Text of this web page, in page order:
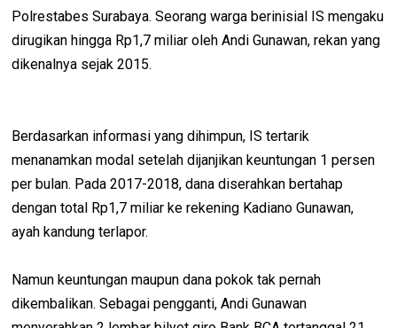
Polrestabes Surabaya. Seorang warga berinisial IS mengaku
dirugikan hingga Rp1,7 miliar oleh Andi Gunawan, rekan yang
dikenalnya sejak 2015.
Berdasarkan informasi yang dihimpun, IS tertarik
menanamkan modal setelah dijanjikan keuntungan 1 persen
per bulan. Pada 2017-2018, dana diserahkan bertahap
dengan total Rp1,7 miliar ke rekening Kadiano Gunawan,
ayah kandung terlapor.
Namun keuntungan maupun dana pokok tak pernah
dikembalikan. Sebagai pengganti, Andi Gunawan